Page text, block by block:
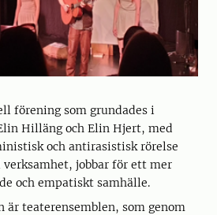
förening som grundades i
Hilläng och Elin Hjert, med
och antirasistisk rörelse
jobbar för ett mer
och empatiskt samhälle.
teaterensemblen, som genom